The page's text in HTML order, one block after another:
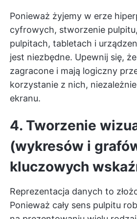
Ponieważ żyjemy w erze
cyfrowych, stworzenie
pulpitach, tabletach i
jest niezbędne. Upewnij się,
zagracone i mają logiczny
korzystanie z nich,
ekranu.
4. Tworzenie
(wykresów i
kluczowych
Reprezentacja danych to
Ponieważ cały sens pulpitu